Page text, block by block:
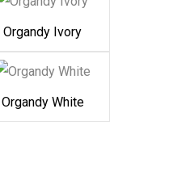
Organdy Ivory
Organdy White